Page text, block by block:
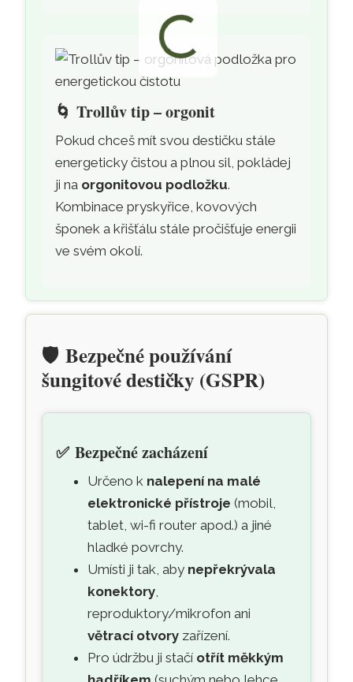
🌀Trollův tip – orgonit
Pokud chceš mít svou destičku stále
energeticky čistou a plnou sil, pokládej
ji na orgonitovou podložku.
Kombinace pryskyřice, kovových
šponek a křišťálu stále pročišťuje energii
ve svém okolí.
🛡️Bezpečné používání
šungitové destičky (GSPR)
✅Bezpečné zacházení
Určeno k nalepení na malé
elektronické přístroje (mobil,
tablet, wi-fi router apod.) a jiné
hladké povrchy.
Umísti ji tak, aby nepřekrývala
konektory,
reproduktory/mikrofon ani
větrací otvory zařízení.
Pro údržbu ji stačí otřít měkkým